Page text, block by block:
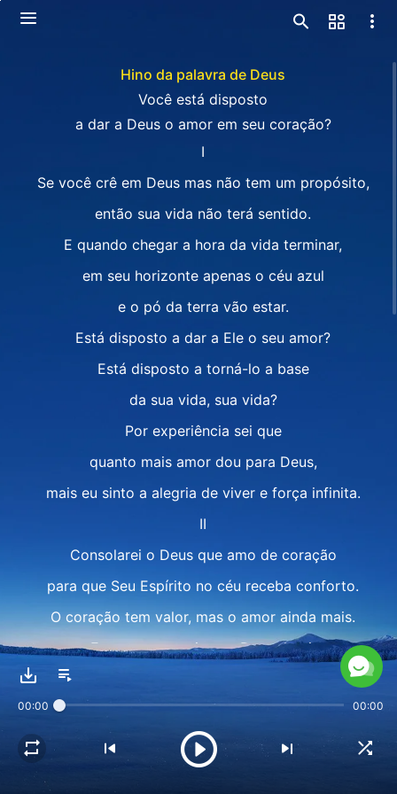
Hino da palavra de Deus
Você está disposto
a dar a Deus o amor em seu coração?
I
Se você crê em Deus mas não tem um propósito,
então sua vida não terá sentido.
E quando chegar a hora da vida terminar,
em seu horizonte apenas o céu azul
e o pó da terra vão estar.
Está disposto a dar a Ele o seu amor?
Está disposto a torná-lo a base
da sua vida, sua vida?
Por experiência sei que
quanto mais amor dou para Deus,
mais eu sinto a alegria de viver e força infinita.
II
Consolarei o Deus que amo de coração
para que Seu Espírito no céu receba conforto.
O coração tem valor, mas o amor ainda mais.
Esse amor precioso a Deus darei,
para que Ele desfrute do que há de melhor de mim.
O amor do homem é precioso para Deus;
Ele abençoa os que O amam.
Dá a eles ainda mais,
00:00 00:00